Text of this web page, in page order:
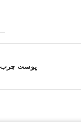
پوست چرب